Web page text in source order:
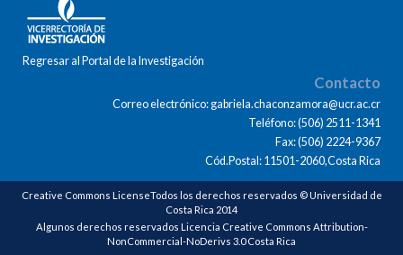
Regresar al Portal de la Investigación
Contacto
Correo electrónico: gabriela.chaconzamora@ucr.ac.cr
Teléfono: (506) 2511-1341
Fax: (506) 2224-9367
Cód.Postal: 11501-2060,Costa Rica
Creative Commons LicenseTodos los derechos reservados © Universidad de
Costa Rica 2014
Algunos derechos reservados Licencia Creative Commons Attribution-
NonCommercial-NoDerivs 3.0 Costa Rica